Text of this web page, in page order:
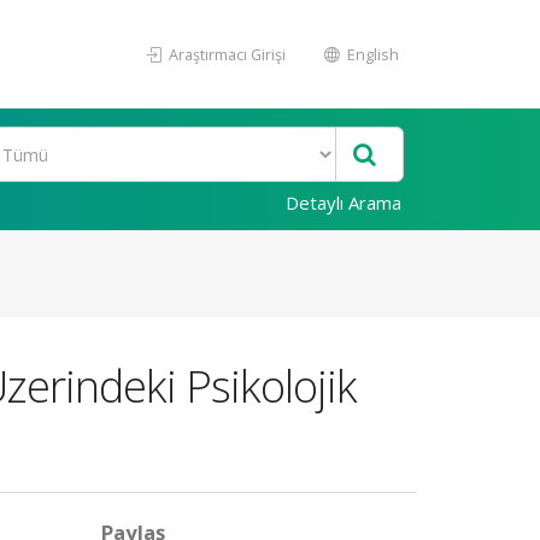
Araştırmacı Girişi English
Detaylı Arama
Psikolojik
Paylaş